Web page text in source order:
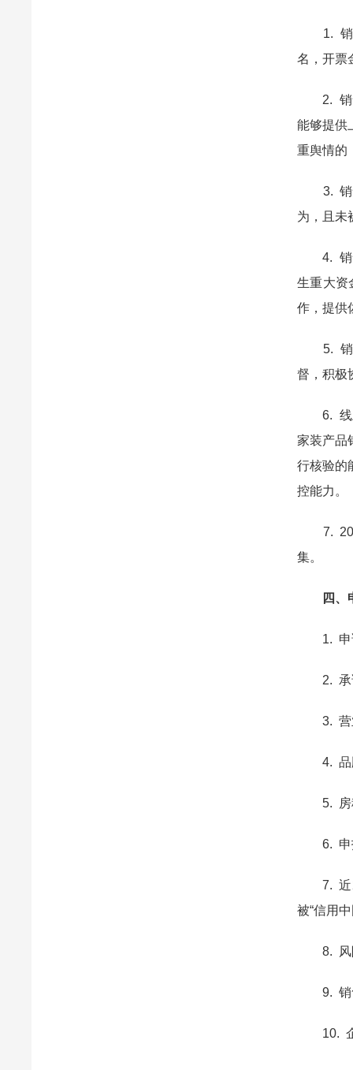
1. 销售
名，开票
2. 销售
能够提供
重舆情的
3. 销售
为，且未
4. 销售
生重大资
作，提供
5. 销售
督，积极
6. 线上
家装产品
行核验的
控能力。
7. 2024
集。
四、
1. 申请
2. 承诺
3. 营业
4. 品牌
5. 房租
6. 申报
7. 近2
被“信用
8. 风险
9. 销售
10. 企